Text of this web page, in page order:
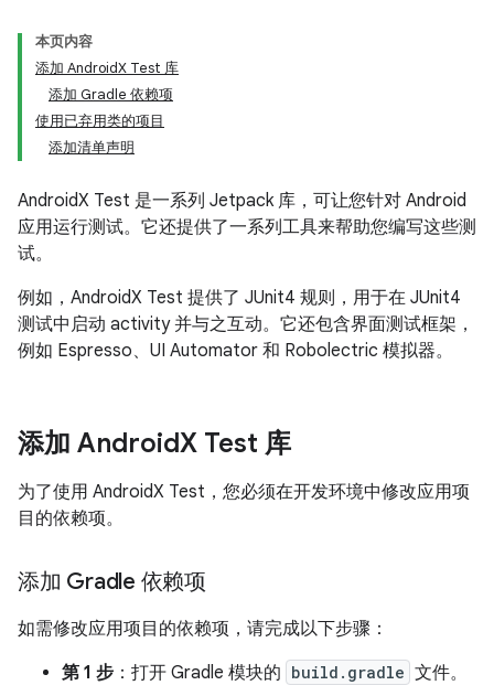
本页内容
添加 AndroidX Test 库
添加 Gradle 依赖项
使用已弃用类的项目
添加清单声明
AndroidX Test 是一系列 Jetpack 库，可让您针对 Android
应用运行测试。它还提供了一系列工具来帮助您编写这些测
试。
例如，AndroidX Test 提供了 JUnit4 规则，用于在 JUnit4
测试中启动 activity 并与之互动。它还包含界面测试框架，
例如 Espresso、UI Automator 和 Robolectric 模拟器。
添加 AndroidX Test 库
为了使用 AndroidX Test，您必须在开发环境中修改应用项
目的依赖项。
添加 Gradle 依赖项
如需修改应用项目的依赖项，请完成以下步骤：
第 1 步 ：打开 Gradle 模块的 build.gradle 文件。